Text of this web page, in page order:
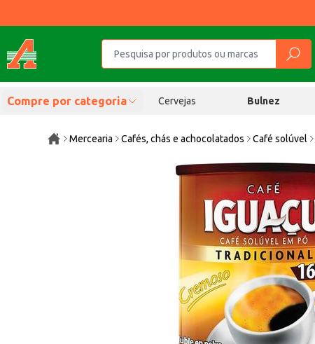
Compre por categoria Cervejas Bulnez
Mercearia Cafés, chás e achocolatados Café solúvel